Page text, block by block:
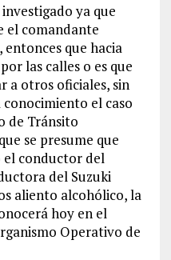
ya que
el comandante
que hacia
las calles o es que
a otros oficiales, sin
el caso
de Tránsito
se presume que
el conductor del
del Suzuki
aliento alcohólico, la
hoy en el
Operativo de